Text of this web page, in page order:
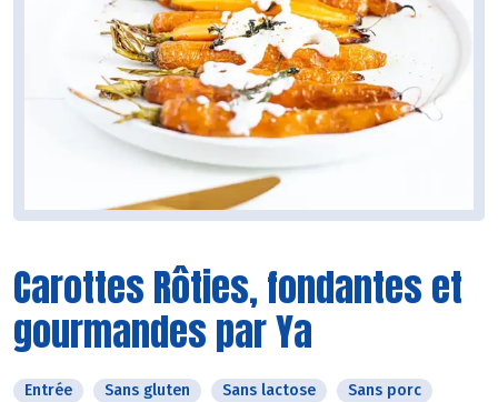
Carottes Rôties, fondantes et
gourmandes par Ya
Entrée Sans gluten Sans lactose
Sans porc